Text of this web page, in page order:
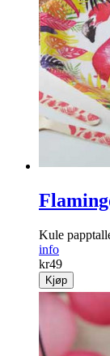
Kule
info
kr49
Kjøp